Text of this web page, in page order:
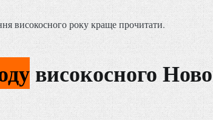
високосного року краще прочитати.
високосного